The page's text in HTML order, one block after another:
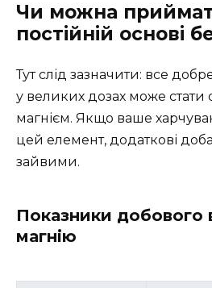
Чи можна
постійній основі
Тут слід зазначити: все
у великих дозах може стати
магнієм. Якщо ваше
цей елемент, додаткові
зайвими.
Показники добового
магнію